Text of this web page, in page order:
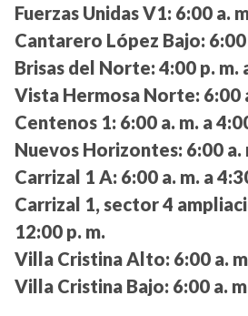
Fuerzas Unidas V1: 6:00 a.
Cantarero López Bajo:
Brisas del Norte: 4:00 p. m.
Vista Hermosa Norte: 6:00
Centenos 1: 6:00 a. m. a
Nuevos Horizontes: 6:00 a.
Carrizal 1 A: 6:00 a. m. a
Carrizal 1, sector 4
12:00 p. m.
Villa Cristina Alto: 6:00 a.
Villa Cristina Bajo: 6:00 a.